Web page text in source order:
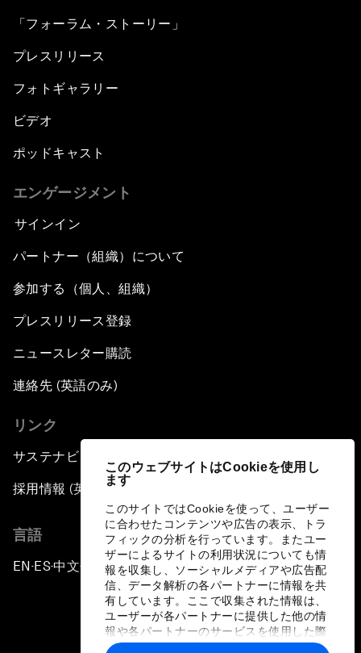
このウェブサイトはCookieを使用し
ます
このサイトではCookieを使って、ユーザー
に合わせたコンテンツや広告の表示、トラ
フィックの分析を行っています。またユー
ザーによるサイトの利用状況についても情
報を収集し、ソーシャルメディアや広告配
信、データ解析の各パートナーに情報を共
有しています。ここで収集された情報は、
ユーザーが各パートナーに提供した他の情
報や各パートナーのサービスを使用した際
に収集された情報と組み合わされ、各パー
「フォーラム・ストーリー」
プレスリリース
フォトギャラリー
ビデオ
ポッドキャスト
エンゲージメント
サインイン
パートナー（組織）について
参加する（個人、組織）
プレスリリース登録
ニュースレター購読
連絡先 (英語のみ)
リンク
サステナビリティへの取り組み
採用情報 (英語のみ)
言語
EN ▪ES▪中文▪ 日本語